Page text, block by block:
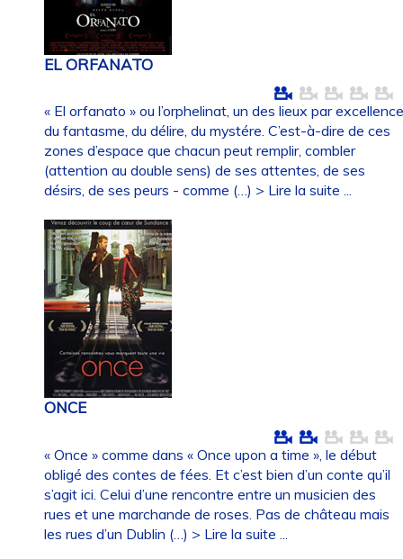
EL ORFANATO
« El orfanato » ou l’orphelinat, un des lieux par
du fantasme, du délire, du mystére. C’est-à-dire de ces
zones d’espace que chacun peut remplir, combler
(attention au double sens) de ses attentes, de ses
désirs, de ses peurs - comme (…) > Lire la suite ...
ONCE
« Once » comme dans « Once upon a time », le début
obligé des contes de fées. Et c’est bien d’un conte qu’il
s’agit ici. Celui d’une rencontre entre un musicien des
rues et une marchande de roses. Pas de château mais
les rues d’un Dublin (…) > Lire la suite ...